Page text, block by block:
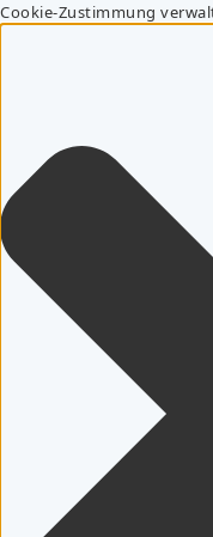
Cookie-Zustimmung